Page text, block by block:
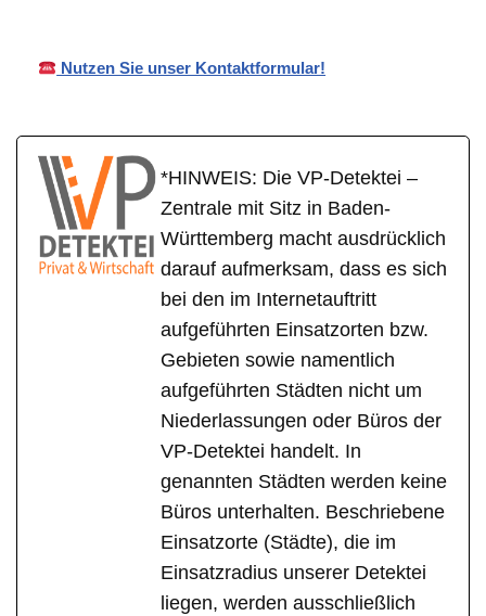
Nutzen Sie unser Kontaktformular!
*HINWEIS: Die VP-Detektei –
Zentrale mit Sitz in Baden-
Württemberg macht ausdrücklich
darauf aufmerksam, dass es sich
bei den im Internetauftritt
aufgeführten Einsatzorten bzw.
Gebieten sowie namentlich
aufgeführten Städten nicht um
Niederlassungen oder Büros der
VP-Detektei handelt. In
genannten Städten werden keine
Büros unterhalten. Beschriebene
Einsatzorte (Städte), die im
Einsatzradius unserer Detektei
liegen, werden ausschließlich